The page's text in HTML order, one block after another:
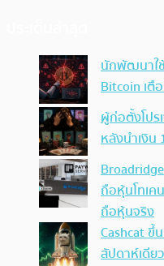
นักพัฒนาใ
Bitcoin เตื
ผู้ก่อตั้งโป
หลังนำเงิน
ถือหุ้นโทเค
ถือหุ้นจริง
Cashcat ขึ้
สัปดาห์เดีย